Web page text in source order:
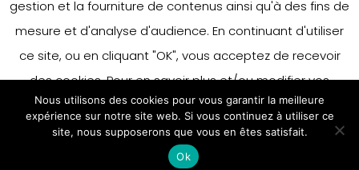
gestion et la fourniture de contenus ainsi qu'à des fins de
mesure et d'analyse d'audience. En continuant d'utiliser
ce site, ou en cliquant "OK", vous acceptez de recevoir
des cookies. Pour en savoir plus et/ou modifier vos
préférences en matière de cookies, merci de vous référer
à notre politique sur les cookies.
Accepter
En savoir plus
Nous utilisons des cookies pour vous garantir la meilleure
expérience sur notre site web. Si vous continuez à utiliser ce
site, nous supposerons que vous en êtes satisfait.
Ok